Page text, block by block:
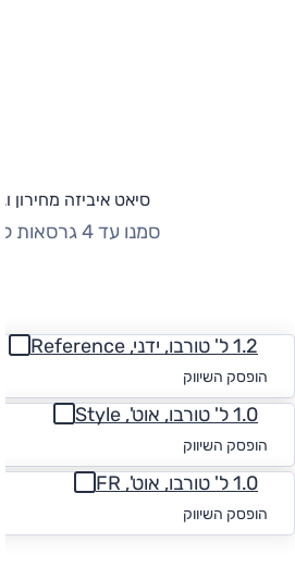
סיאט איביזה מחירון
סמנו עד 4 גרסאות להשוואה
1.2 ל' טורבו, ידני, Reference
הופסק השיווק
1.0 ל' טורבו, אוט', Style
הופסק השיווק
1.0 ל' טורבו, אוט', FR
הופסק השיווק